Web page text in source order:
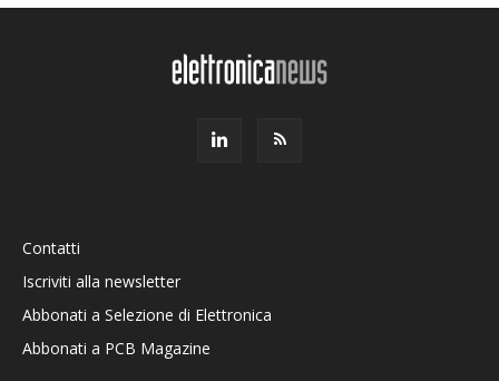
Contatti
Iscriviti alla newsletter
Abbonati a Selezione di Elettronica
Abbonati a PCB Magazine